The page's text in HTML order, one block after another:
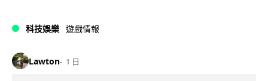
科技娛樂 遊戲情報
Lawton 1 日